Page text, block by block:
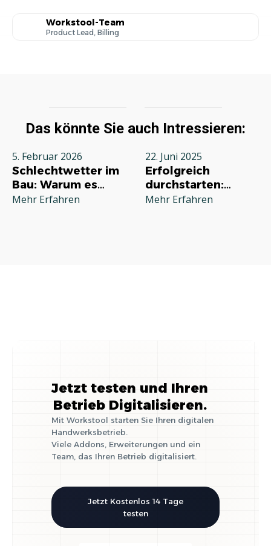
Workstool-Team
Product Lead, Billing
Das könnte Sie auch Intressieren:
5. Februar 2026
Schlechtwetter im
Bau: Warum es
jeden Betrieb
Mehr Erfahren
22. Juni 2025
Erfolgreich
durchstarten:
Deine
Mehr Erfahren
Jetzt testen und Ihren
Betrieb Digitalisieren.
Mit Workstool starten Sie Ihren digitalen
Handwerksbetrieb.
Viele Addons, Erweiterungen und ein
Team, das Ihren Betrieb digitalisiert.
Jetzt Kostenlos 14 Tage
testen